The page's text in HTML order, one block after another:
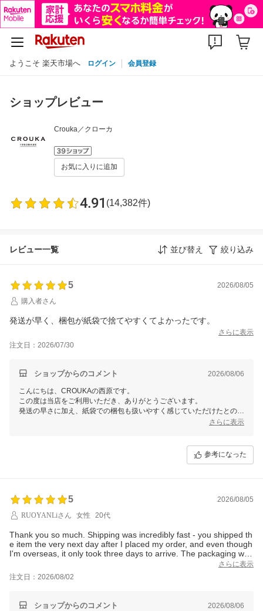
ようこそ 楽天市場へ ログイン 会員登録
ショップレビュー
Crouka／クローカ
お気に入りに追加
4.91 (14,382件)
レビュー一覧 並び替え 絞り込み
5
2026/08/05
購入者さん
発送が早く、梱包が紙袋で捨てやすくてよかったです。
さらに表示
注文日：2026/07/30
ショップからのコメント 2026/08/06
こんにちは、CROUKAの西原です。
この度は当店をご利用いただき、ありがとうございます。
発送の早さに加え、紙袋での梱包も扱いやすく感じていただけたとのこ
さらに表示
参考になった
5
2026/08/05
RUOYANLiさん
女性 20代
Thank you so much. Shipping was incredibly fast - you shipped th
e item the very next day after I placed my order, and even though
I'm overseas, it only took three days to arrive. The packaging was
I'm happy with all the clothes I ordered. Whenever I come across
again.
さらに表示
注文日：2026/08/02
ショップからのコメント
2026/08/06